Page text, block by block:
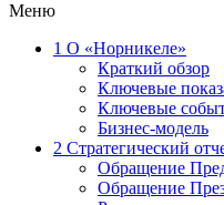
Меню
1 О «Норникеле»
Краткий обзор
Ключевые
Ключевые
Бизнес-модель
2 Стратегический
Обращение
Обращение